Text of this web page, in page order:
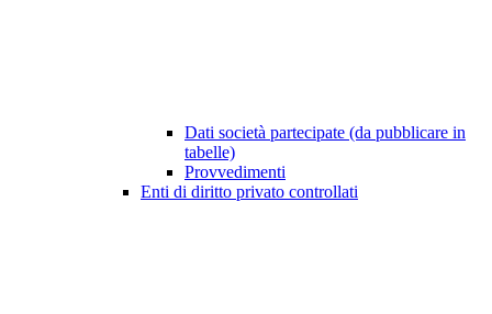
Dati società partecipate (da pubblicare in
tabelle)
Provvedimenti
Enti di diritto privato controllati